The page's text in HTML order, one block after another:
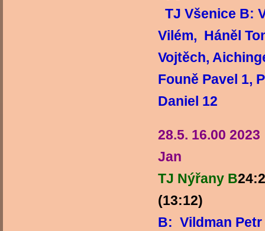
TJ Všenice B:
Vilém, Háněl
Vojtěch,
Founě Pavel 1,
Daniel 12
28.5. 16.00
Jan
TJ Nýřany B
B: Vildman